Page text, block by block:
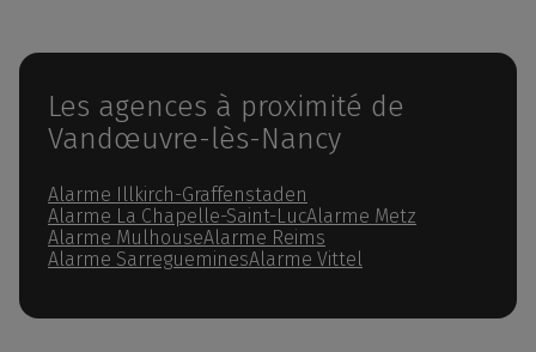
Les agences à proximité de
Vandœuvre-lès-Nancy
Alarme Illkirch-Graffenstaden
Alarme La Chapelle-Saint-LucAlarme Metz
Alarme MulhouseAlarme Reims
Alarme SarregueminesAlarme Vittel